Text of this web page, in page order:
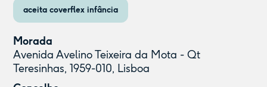
aceita coverflex infância
Morada
Avenida Avelino Teixeira da Mota - Qt
Teresinhas, 1959-010, Lisboa